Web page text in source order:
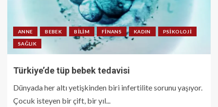
ANNE BEBEK BILIM FINANS KADIN PSIKOLOJI
SAĞLIK
Türkiye’de tüp bebek tedavisi
Dünyada her altı yetişkinden biri infertilite sorunu yaşıyor.
Çocuk isteyen bir çift, bir yıl...